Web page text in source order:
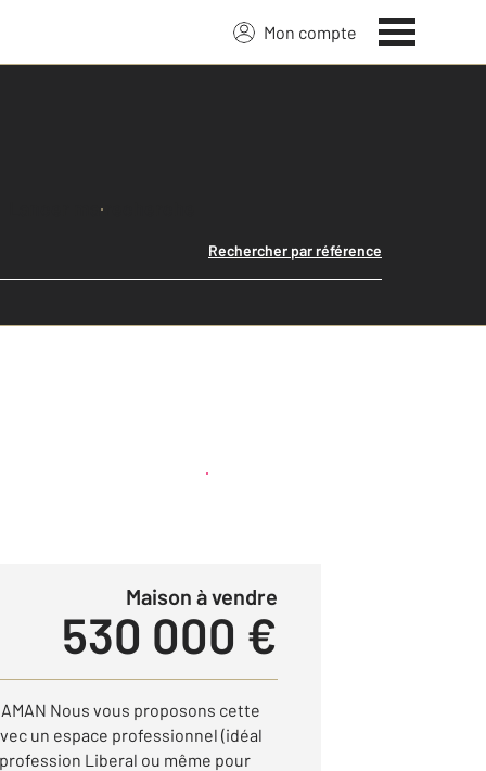
Mon compte
Lancer ma recherche
Rechercher par référence
Créer une alerte
Maison à vendre
530 000 €
Nous vous proposons cette
un espace professionnel (idéal
Liberal ou même pour